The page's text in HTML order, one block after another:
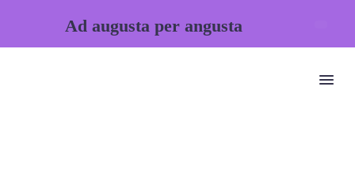
Ad augusta per angusta